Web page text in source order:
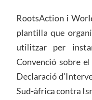
RootsAction i
plantilla que
utilitzar per
Convenció sobre
Declaració
Sud-àfrica contra